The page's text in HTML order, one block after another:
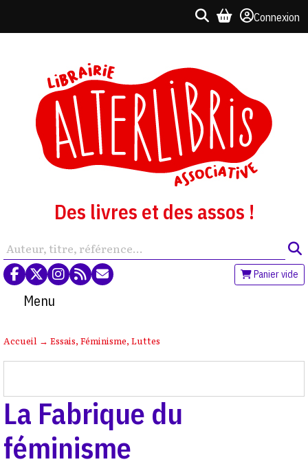
Connexion
Des livres et des assos !
Panier vide
Menu
Accueil → Essais, Féminisme, Luttes
La Fabrique du
féminisme